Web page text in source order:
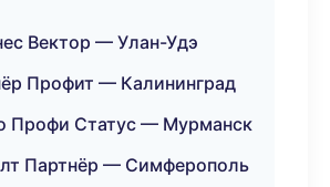
Вектор — Улан-Удэ
Профит — Калининград
Профи Статус — Мурманск
Партнёр — Симферополь